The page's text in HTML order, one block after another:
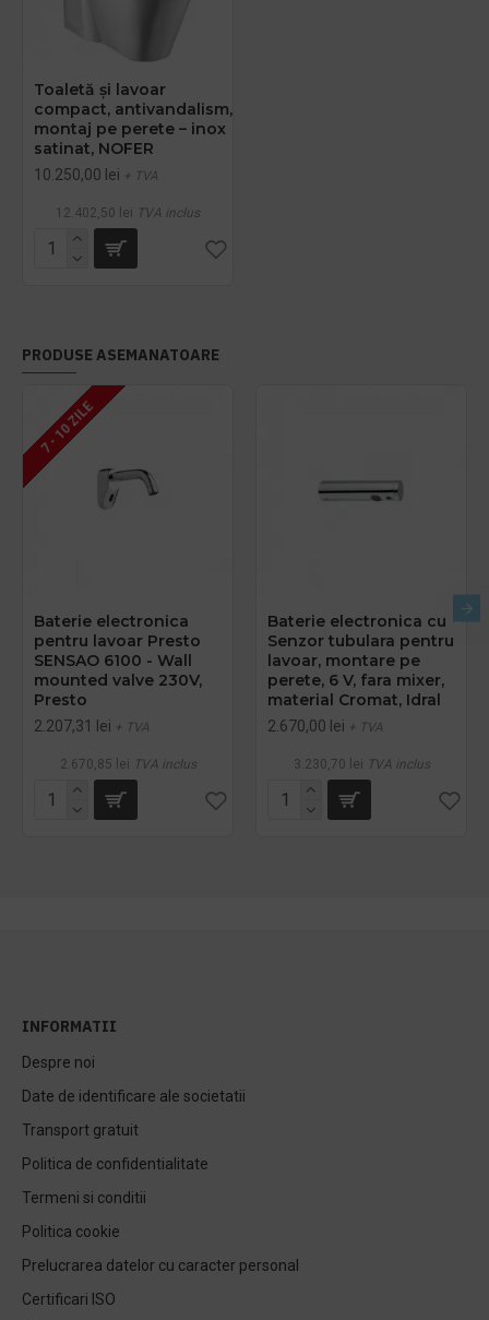
Toaletă și lavoar
compact, antivandalism,
montaj pe perete – inox
satinat, NOFER
10.250,00 lei + TVA
12.402,50 lei TVA inclus
PRODUSE ASEMANATOARE
7 - 10 ZILE
Baterie electronica
pentru lavoar Presto
SENSAO 6100 - Wall
mounted valve 230V,
Presto
2.207,31 lei + TVA
2.670,85 lei TVA inclus
Baterie electronica cu
Senzor tubulara pentru
lavoar, montare pe
perete, 6 V, fara mixer,
material Cromat, Idral
2.670,00 lei + TVA
3.230,70 lei TVA inclus
INFORMATII
Despre noi
Date de identificare ale societatii
Transport gratuit
Politica de confidentialitate
Termeni si conditii
Politica cookie
Prelucrarea datelor cu caracter personal
Certificari ISO